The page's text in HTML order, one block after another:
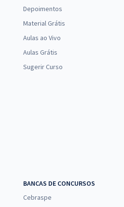
Depoimentos
Material Grátis
Aulas ao Vivo
Aulas Grátis
Sugerir Curso
BANCAS DE CONCURSOS
Cebraspe